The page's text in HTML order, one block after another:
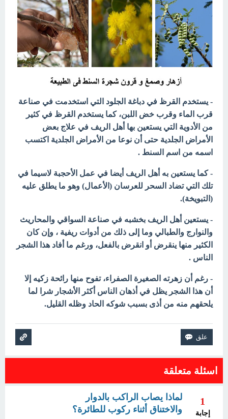
- يستخدم القرظ في دباغة الجلود التي استخدمت في صناعة
قرب الماء وقرب خض اللبن، كما يستخدم القرظ في كثير
من الأدوية التي يستعين بها أهل الريف في علاج بعض
الأمراض الجلدية حتى أن نوعا من الأمراض الجلدية اكتسب
اسمه من اسم السنط .
- كما يستعين به أهل الريف أيضا في عمل الأحجبة لاسيما في
تلك التيتضاد السحر للعرسان (الأعمال) وهو ما يطلق عليه
(التبويخة).
- يستعين أهل الريف بخشبه في صناعة السواقي والمحاريث
والنوارج والطبالي وما إلى ذلك من أدوات ريفية ، وإن كان
الكثير منها ينقرض أو انقرض بالفعل، ورغم ما أفاد هذا الشجر
الناس .
- رغم أن زهرته الصغيرة الصفراء، تفوح منها رائحة زكيه إلا
أن هذا الشجر يظل في أذهان الناس أكثر الأشجار شرا لما
يلحقهم منه من أذى بسبب شوكه الحاد وظله القليل.
اسئلة متعلقة
1
إجابة
لماذا يصاب الراكب بالدوار
والاختناق أثناء ركوب للطائرة؟